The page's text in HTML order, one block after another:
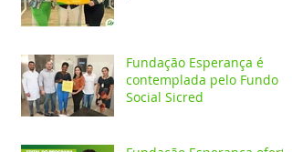
Fundação Esperança é
contemplada pelo Fundo
Social Sicred